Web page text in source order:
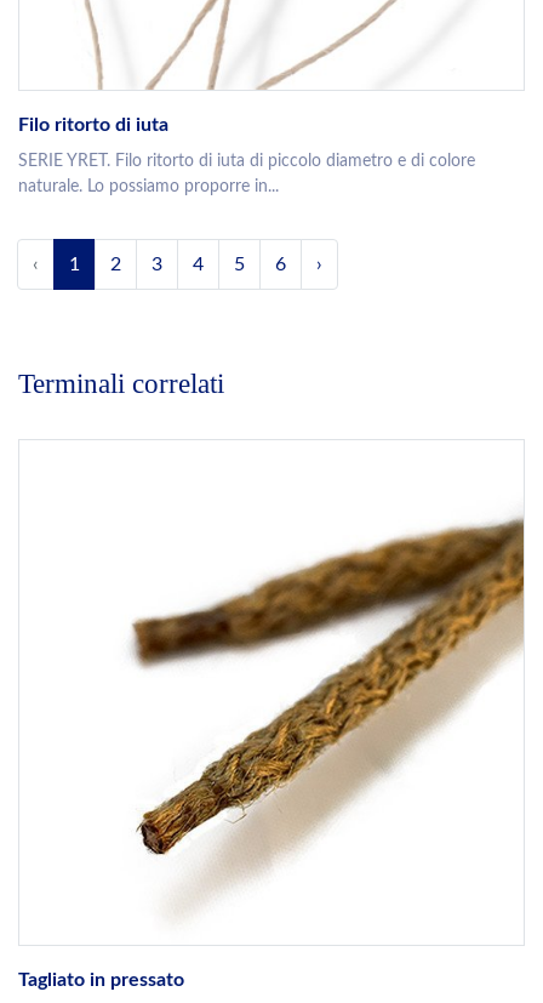
Filo ritorto di iuta
SERIE YRET. Filo ritorto di iuta di piccolo diametro e di colore
naturale. Lo possiamo proporre in...
‹ 1 2 3 4 5 6 ›
Terminali correlati
Tagliato in pressato